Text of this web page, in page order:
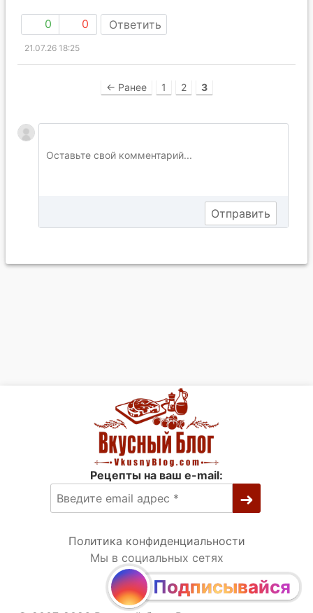
0 0 Ответить
21.07.26 18:25
← Ранее 1 2 3
Рецепты на ваш e-mail:
Политика конфиденциальности
Мы в социальных сетях
Подписывайся